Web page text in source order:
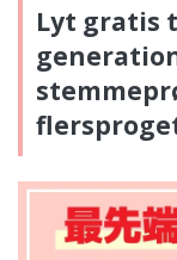
Lyt gratis